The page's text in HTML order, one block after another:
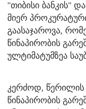
"თიბისი ბანკის"
მიერ
გაასაჯაროვა,
წინაპირობის
ულტიმატუმზეა
კერძოდ, წერილის
წინაპირობის